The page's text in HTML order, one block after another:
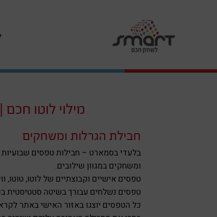
מילוי לוטו חכם | Smart Deals
חבילת הגרלות ומשחקים
בלעדי בסמארט – חבילות טפסים
ומשחקים במגוון שילובים.
טפסים אישיים וקבוצתיים של לוטו, טוטו,
טפסים נשלחים עבורך בשיטה סטטיסטית
כל הטפסים יוצגו באזור האישי באתר